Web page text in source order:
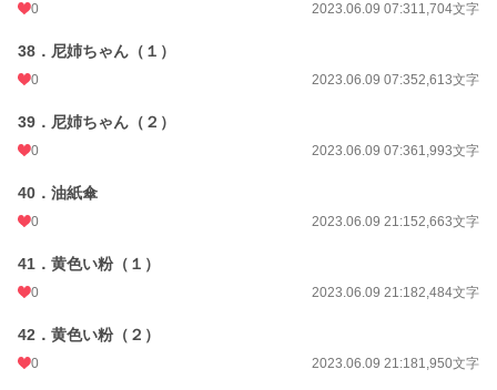
0 2023.06.09 07:311,704文字
38．尼姉ちゃん（１）
0 2023.06.09 07:352,613文字
39．尼姉ちゃん（２）
0 2023.06.09 07:361,993文字
40．油紙傘
0 2023.06.09 21:152,663文字
41．黄色い粉（１）
0 2023.06.09 21:182,484文字
42．黄色い粉（２）
0 2023.06.09 21:181,950文字